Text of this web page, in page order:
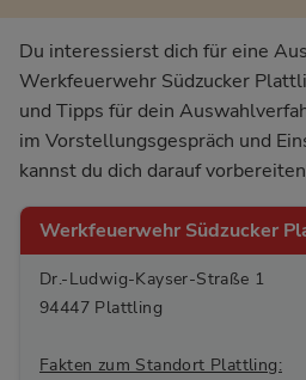
Du interessierst dich für eine
Werkfeuerwehr Südzucker
und Tipps für dein
im Vorstellungsgespräch und
kannst du dich darauf
Werkfeuerwehr Südzucker
Dr.-Ludwig-Kayser-Straße 1
94447 Plattling
Fakten zum Standort Plattling: